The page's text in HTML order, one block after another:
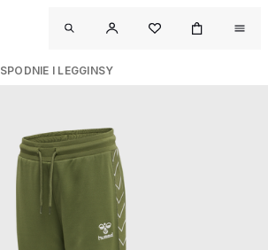
SPODNIE I LEGGINSY